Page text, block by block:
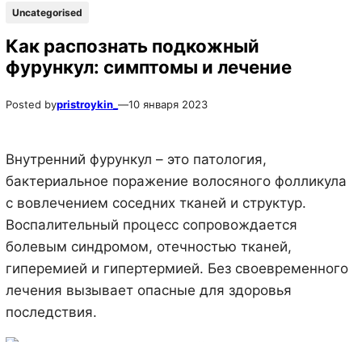
Uncategorised
Как распознать подкожный
фурункул: симптомы и лечение
Posted bypristroykin_ —10 января 2023
Внутренний фурункул – это патология,
бактериальное поражение волосяного фолликула
с вовлечением соседних тканей и структур.
Воспалительный процесс сопровождается
болевым синдромом, отечностью тканей,
гиперемией и гипертермией. Без своевременного
лечения вызывает опасные для здоровья
последствия.